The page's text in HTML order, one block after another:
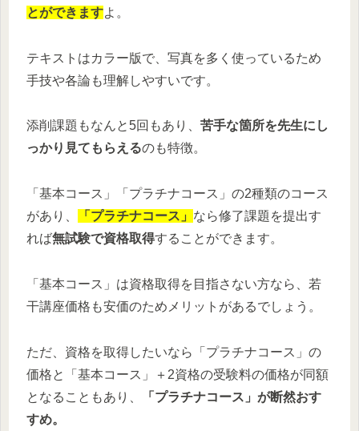
とができますよ。
テキストはカラー版で、写真を多く使っているため
手技や各論も理解しやすいです。
添削課題もなんと5回もあり、 苦手な箇所を先生にし
っかり見てもらえるのも特徴。
「基本コース」「プラチナコース」の2種類のコース
があり、
「プラチナコース」 なら修了課題を提出す
れば無試験で資格取得することができます。
「基本コース」は資格取得を目指さない方なら、若
干講座価格も安価のためメリットがあるでしょう。
ただ、資格を取得したいなら「プラチナコース」の
価格と「基本コース」＋2資格の受験料の価格が同額
となることもあり、
「プラチナコース」が断然おす
すめ。